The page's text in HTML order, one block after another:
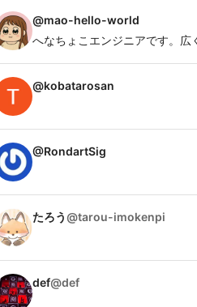
@mao-hello-world
へなちょこエンジニアです。広
@kobatarosan
@RondartSig
たろう@tarou-imokenpi
def@def